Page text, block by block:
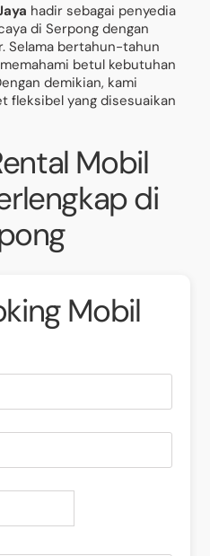
hadir sebagai penyedia
di Serpong dengan
Selama bertahun-tahun
betul kebutuhan
demikian, kami
fleksibel yang disesuaikan
Mobil
di
Mobil